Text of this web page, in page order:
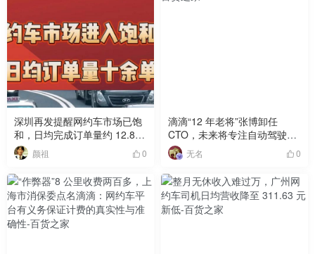
深圳再发提醒网约车市场已饱
和，日均完成订单量约 12.8
单 / 车
颜祖 0
滴滴“12 年老将”张博卸任
CTO，未来将专注自动驾驶业
务
无名 0